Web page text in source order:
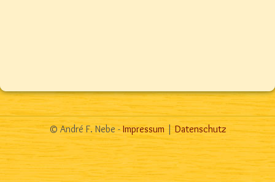
© André F. Nebe -Impressum|Datenschutz